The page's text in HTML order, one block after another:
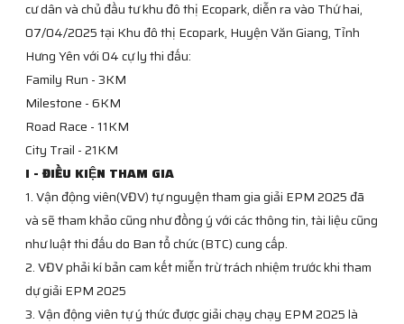
cư dân và chủ đầu tư khu đô thị Ecopark, diễn ra vào Thứ hai,
07/04/2025 tại Khu đô thị Ecopark, Huyện Văn Giang, Tỉnh
Hưng Yên với 04 cự ly thi đấu:
Family Run - 3KM
Milestone - 6KM
Road Race - 11KM
City Trail - 21KM
I - ĐIỀU KIỆN THAM GIA
1. Vận động viên(VĐV) tự nguyện tham gia giải EPM 2025 đã
và sẽ tham khảo cũng như đồng ý với các thông tin, tài liệu cũng
như luật thi đấu do Ban tổ chức (BTC) cung cấp.
2. VĐV phải kí bản cam kết miễn trừ trách nhiệm trước khi tham
dự giải EPM 2025
3. Vận động viên tự ý thức được giải chạy chạy EPM 2025 là